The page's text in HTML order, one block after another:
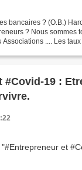
bancaires ? (O.B.)
? Nous sommes
.... Les
#Covid-19 :